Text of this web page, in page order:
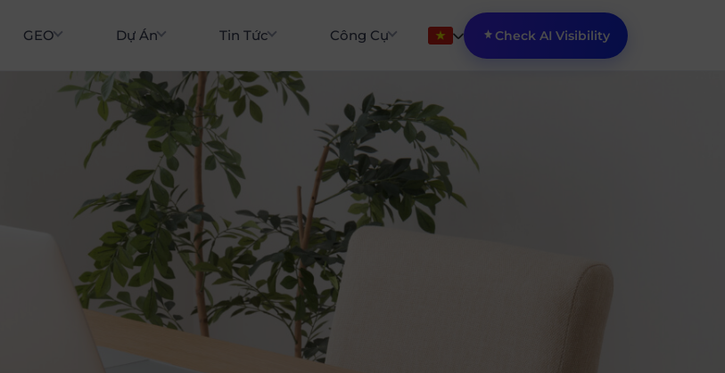
GEO Dự Án Tin Tức Công Cụ Check AI Visibility